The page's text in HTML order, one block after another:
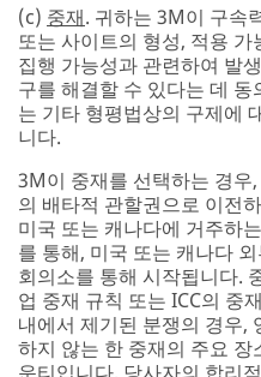
(c) 중재. 귀하는 3M이 구속
또는 사이트의 형성, 적용
집행 가능성과 관련하여 발
구를 해결할 수 있다는 데
는 기타 형평법상의 구제에
니다.
3M이 중재를 선택하는 경우
의 배타적 관할권으로 이전
미국 또는 캐나다에 거주하
를 통해, 미국 또는 캐나다
회의소를 통해 시작됩니다.
업 중재 규칙 또는 ICC의 중
내에서 제기된 분쟁의 경우,
하지 않는 한 중재의 주요